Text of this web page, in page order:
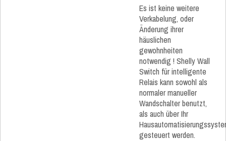
Es ist keine weitere
Verkabelung, oder
Änderung ihrer
häuslichen
gewohnheiten
notwendig ! Shelly Wall
Switch für intelligente
Relais kann sowohl als
normaler manueller
Wandschalter benutzt,
als auch über Ihr
gesteuert werden.